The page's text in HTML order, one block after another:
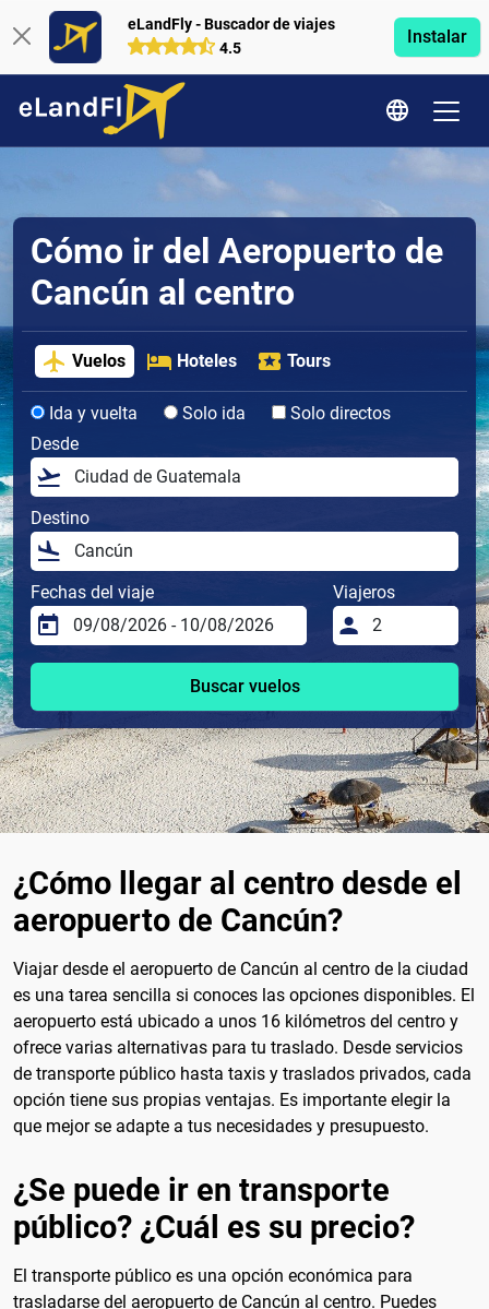
eLandFly - Buscador de viajes
4.5
Instalar
Cómo ir del Aeropuerto de
Cancún al centro
Vuelos Hoteles Tours
Ida y vuelta Solo ida
Solo directos
Desde
Destino
Fechas del viaje Viajeros
Buscar vuelos
¿Cómo llegar al centro desde el
aeropuerto de Cancún?
Viajar desde el aeropuerto de Cancún al centro de la ciudad
es una tarea sencilla si conoces las opciones disponibles. El
aeropuerto está ubicado a unos 16 kilómetros del centro y
ofrece varias alternativas para tu traslado. Desde servicios
de transporte público hasta taxis y traslados privados, cada
opción tiene sus propias ventajas. Es importante elegir la
que mejor se adapte a tus necesidades y presupuesto.
¿Se puede ir en transporte
público? ¿Cuál es su precio?
El transporte público es una opción económica para
trasladarse del aeropuerto de Cancún al centro. Puedes